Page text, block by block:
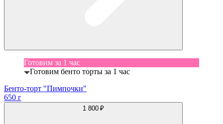
Готовим за 1 час
Готовим бенто торты за 1 час
Бенто-торт "Пимпочки"
650 г
1 800 ₽